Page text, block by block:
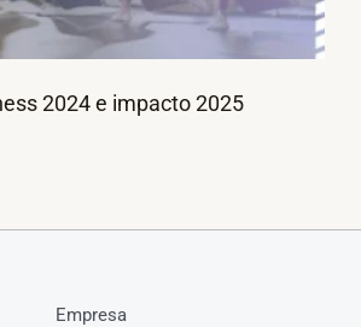
2024 e impacto 2025
Empresa